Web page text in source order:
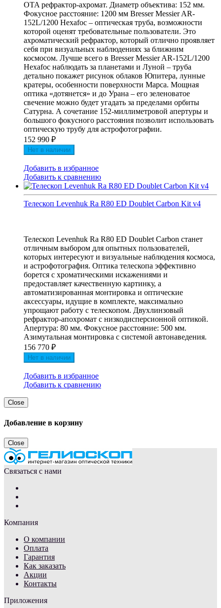
OTA рефрактор-ахромат. Диаметр объектива: 152 мм.
Фокусное расстояние: 1200 мм Bresser Messier AR-
152L/1200 Hexafoc – оптическая труба, возможности
которой оценят требовательные пользователи. Это
ахроматический рефрактор, который отлично проявляет
себя при визуальных наблюдениях за ближним
космосом. Лучше всего в Bresser Messier AR-152L/1200
Hexafoc наблюдать за планетами и Луной – труба
детально покажет рисунок облаков Юпитера, лунные
кратеры, особенности поверхности Марса. Мощная
оптика «дотянется» и до Урана – его зеленоватое
свечение можно будет угадать за пределами орбиты
Сатурна. А сочетание 152-миллиметровой апертуры и
большого фокусного расстояния позволит использовать
оптическую трубу для астрофотографии.
152 990 ₽
Нет в наличии
Добавить в избранное
Добавить к сравнению
Телескоп Levenhuk Ra R80 ED Doublet Carbon Kit v4
Телескоп Levenhuk Ra R80 ED Doublet Carbon станет
отличным выбором для опытных пользователей,
которых интересуют и визуальные наблюдения космоса,
и астрофотография. Оптика телескопа эффективно
борется с хроматическими искажениями и
предоставляет качественную картинку, а
автоматизированная монтировка и оптические
аксессуары, идущие в комплекте, максимально
упрощают работу с телескопом. Двухлинзовый
рефрактор-апохромат с низкодисперсионной оптикой.
Апертура: 80 мм. Фокусное расстояние: 500 мм.
Азимутальная монтировка с системой автонаведения.
156 770 ₽
Нет в наличии
Добавить в избранное
Добавить к сравнению
Close
Добавление в корзину
Close
Связаться с нами
Компания
О компании
Оплата
Гарантия
Как заказать
Акции
Контакты
Приложения